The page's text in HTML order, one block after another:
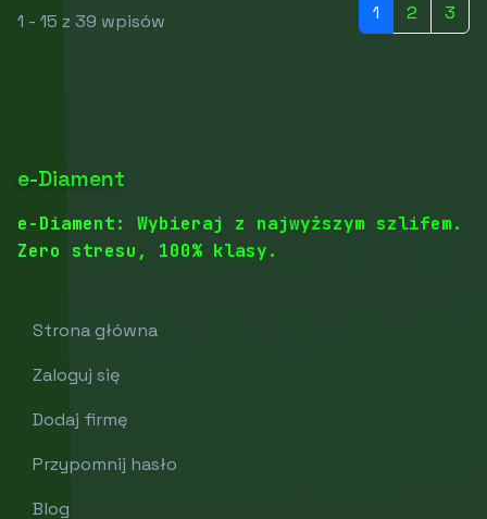
1 - 15 z 39 wpisów 1 2 3
e-Diament
e-Diament: Wybieraj z najwyższym szlifem.
Zero stresu, 100% klasy.
Strona główna
Zaloguj się
Dodaj firmę
Przypomnij hasło
Blog